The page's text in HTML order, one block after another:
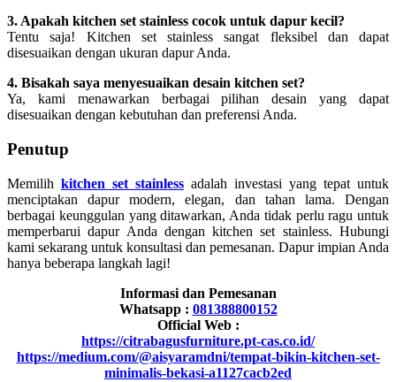
3. Apakah kitchen set stainless cocok untuk dapur kecil?
Tentu saja! Kitchen set stainless sangat fleksibel dan dapat
disesuaikan dengan ukuran dapur Anda.
4. Bisakah saya menyesuaikan desain kitchen set?
Ya, kami menawarkan berbagai pilihan desain yang dapat
disesuaikan dengan kebutuhan dan preferensi Anda.
Penutup
Memilih kitchen set stainless adalah investasi yang tepat untuk
menciptakan dapur modern, elegan, dan tahan lama. Dengan
berbagai keunggulan yang ditawarkan, Anda tidak perlu ragu untuk
memperbarui dapur Anda dengan kitchen set stainless. Hubungi
kami sekarang untuk konsultasi dan pemesanan. Dapur impian Anda
hanya beberapa langkah lagi!
Informasi dan Pemesanan
Whatsapp : 081388800152
Official Web :
https://citrabagusfurniture.pt-cas.co.id/
https://medium.com/@aisyaramdni/tempat-bikin-kitchen-set-
minimalis-bekasi-a1127cacb2ed